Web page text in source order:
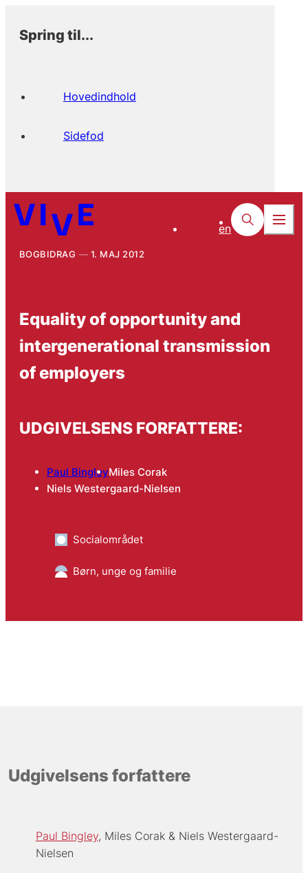
Spring til...
Hovedindhold
Sidefod
en
BOGBIDRAG 1. MAJ 2012
Equality of opportunity and
intergenerational transmission
of employers
UDGIVELSENS FORFATTERE:
Paul BingleyMiles Corak
Niels Westergaard-Nielsen
Socialområdet
Børn, unge og familie
Udgivelsens forfattere
Paul Bingley Miles Corak
Niels Westergaard-
Nielsen